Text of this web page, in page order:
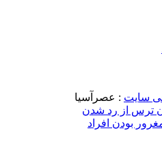
سایت : عصرآسیا
بودن افراد